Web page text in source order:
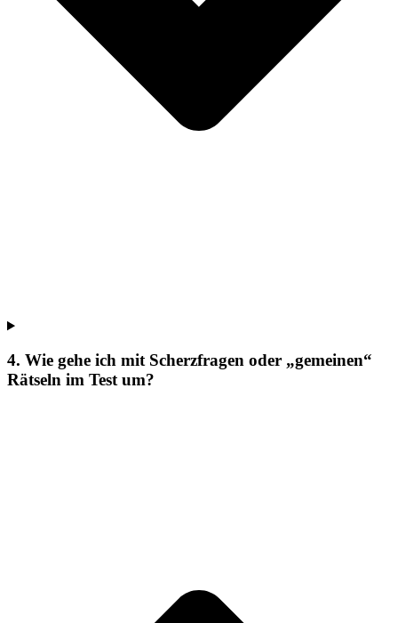
4. Wie gehe ich mit Scherzfragen oder „gemeinen“
Rätseln im Test um?